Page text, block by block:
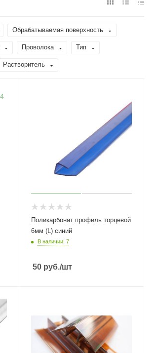
Обрабатываемая поверхность
Проволока Тип
Растворитель
Поликарбонат профиль торцевой
6мм (L) синий
В наличии: 7
50 руб./шт